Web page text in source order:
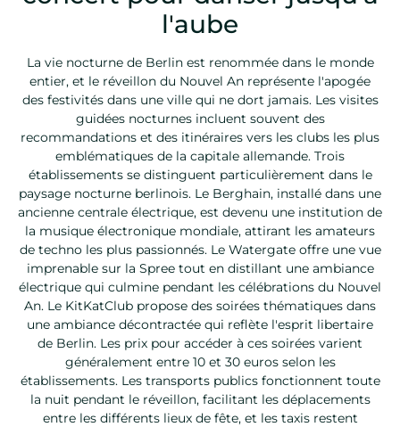
l'aube
La vie nocturne de Berlin est renommée dans le monde
entier, et le réveillon du Nouvel An représente l'apogée
des festivités dans une ville qui ne dort jamais. Les visites
guidées nocturnes incluent souvent des
recommandations et des itinéraires vers les clubs les plus
emblématiques de la capitale allemande. Trois
établissements se distinguent particulièrement dans le
paysage nocturne berlinois. Le Berghain, installé dans une
ancienne centrale électrique, est devenu une institution de
la musique électronique mondiale, attirant les amateurs
de techno les plus passionnés. Le Watergate offre une vue
imprenable sur la Spree tout en distillant une ambiance
électrique qui culmine pendant les célébrations du Nouvel
An. Le KitKatClub propose des soirées thématiques dans
une ambiance décontractée qui reflète l'esprit libertaire
de Berlin. Les prix pour accéder à ces soirées varient
généralement entre 10 et 30 euros selon les
établissements. Les transports publics fonctionnent toute
la nuit pendant le réveillon, facilitant les déplacements
entre les différents lieux de fête, et les taxis restent